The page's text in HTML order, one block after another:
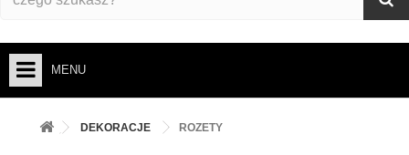
MENU
DEKORACJE ROZETY